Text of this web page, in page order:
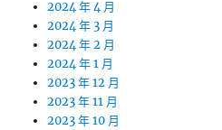
2024 年 4 月
2024 年 3 月
2024 年 2 月
2024 年 1 月
2023 年 12 月
2023 年 11 月
2023 年 10 月